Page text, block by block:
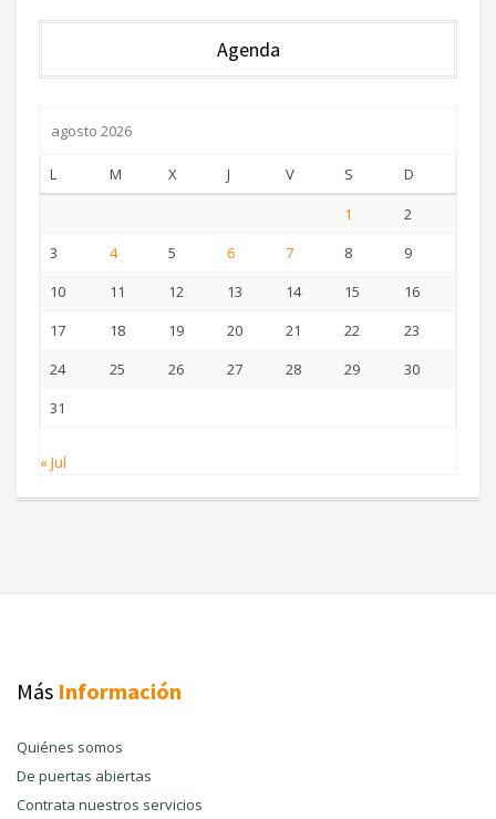
Agenda
agosto 2026
L M X J V S
D
1
2
3
4 5 6 7 8
9
10
11 12 13 14 15
16
17
18 19 20 21 22
23
24
25 26 27 28 29
30
31
« Jul
Más Información
Quiénes somos
De puertas abiertas
Contrata nuestros servicios